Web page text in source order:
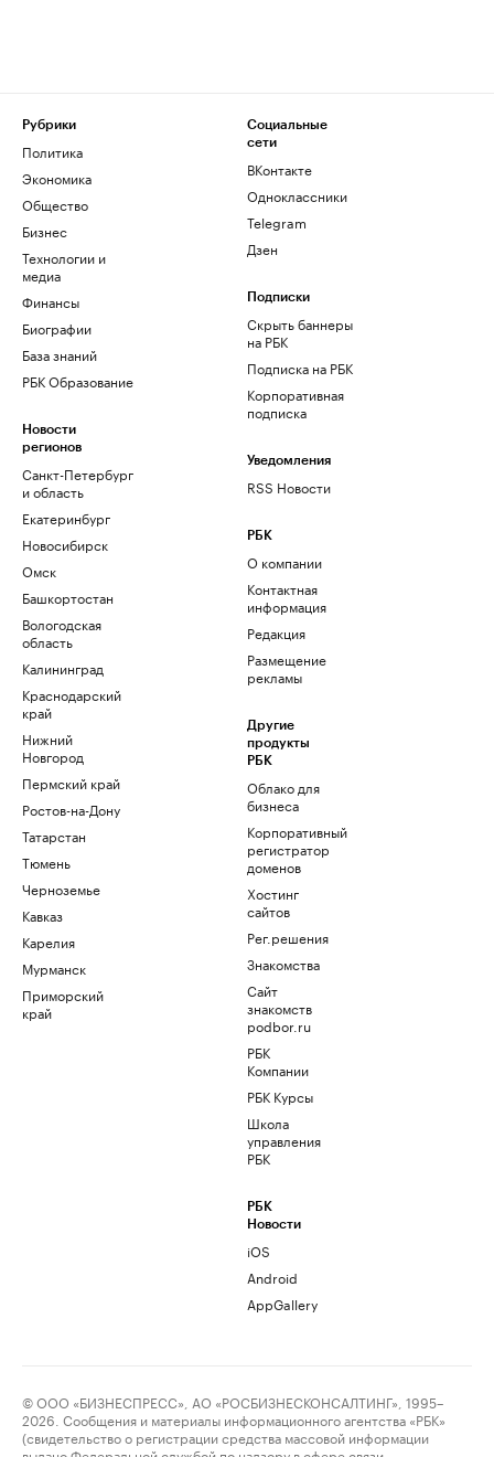
Рубрики
Политика
Экономика
Общество
Бизнес
Технологии и
медиа
Финансы
Биографии
База знаний
РБК Образование
Новости
регионов
Санкт-Петербург
и область
Екатеринбург
Новосибирск
Омск
Башкортостан
Вологодская
область
Калининград
Краснодарский
край
Нижний
Новгород
Пермский край
Ростов-на-Дону
Татарстан
Тюмень
Черноземье
Кавказ
Карелия
Мурманск
Приморский
край
Социальные
сети
ВКонтакте
Одноклассники
Telegram
Дзен
Подписки
Скрыть баннеры
на РБК
Подписка на РБК
Корпоративная
подписка
Уведомления
RSS Новости
РБК
О компании
Контактная
информация
Редакция
Размещение
рекламы
Другие
продукты
РБК
Облако для
бизнеса
Корпоративный
регистратор
доменов
Хостинг
сайтов
Рег.решения
Знакомства
Сайт
знакомств
podbor.ru
РБК
Компании
РБК Курсы
Школа
управления
РБК
РБК
Новости
iOS
Android
AppGallery
© ООО «БИЗНЕСПРЕСС», АО «РОСБИЗНЕСКОНСАЛТИНГ», 1995–
2026. Сообщения и материалы информационного агентства «РБК»
(свидетельство о регистрации средства массовой информации